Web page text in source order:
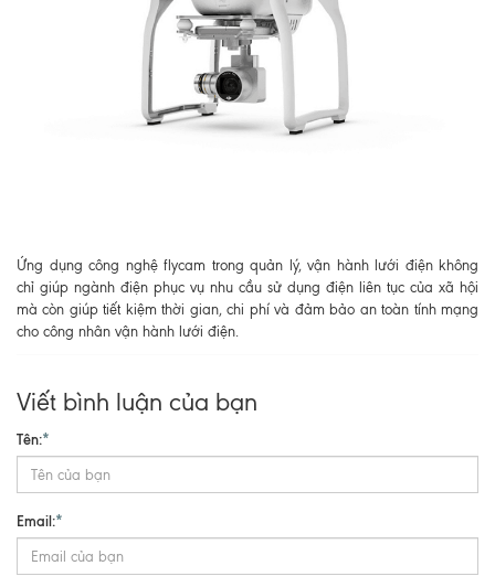
Ứng dụng công nghệ flycam trong quản lý, vận hành lưới điện không
chỉ giúp ngành điện phục vụ nhu cầu sử dụng điện liên tục của xã hội
mà còn giúp tiết kiệm thời gian, chi phí và đảm bảo an toàn tính mạng
cho công nhân vận hành lưới điện.
Viết bình luận của bạn
Tên:*
Email:*